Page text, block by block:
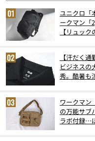
ユニクロ「
ークマン「
【リュッ
【汗だく
ビジネスの
秀。酷暑も
ワークマン
の万能サブ
ラボ付録…